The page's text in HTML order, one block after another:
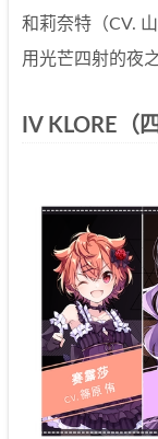
和莉奈特（CV.
用光芒四射的夜
IV KLORE（